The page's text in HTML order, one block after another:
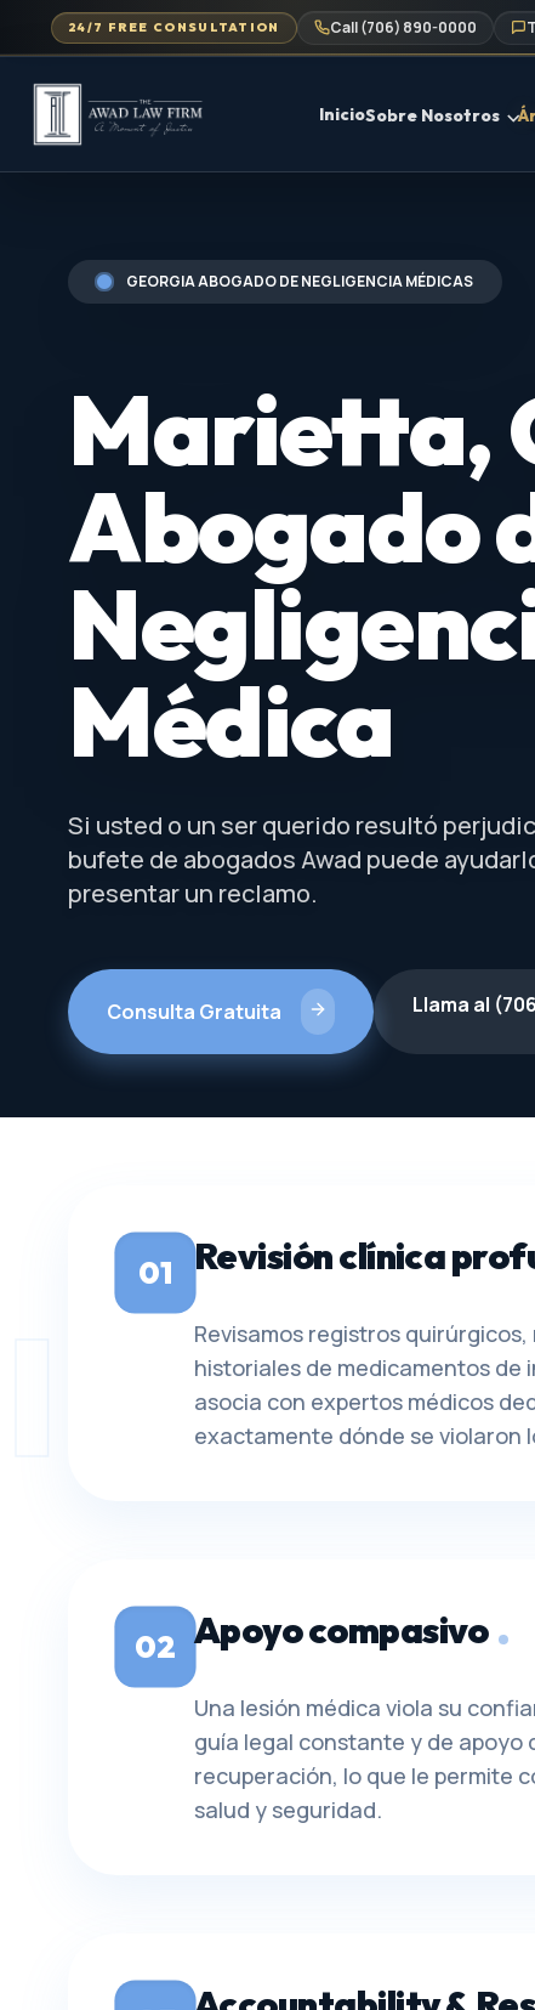
24/7 FREE CONSULTATION Call (706) 890-0000
InicioSobre Nosotros
GEORGIA ABOGADO DE NEGLIGENCIA MÉDICAS
Marietta,
Abogado
Médica
Si usted o un ser querido resultó
bufete de abogados Awad puede
presentar un reclamo.
Consulta Gratuita Llama al
01 Revisión clínica
Revisamos registros
historiales de medicamentos de
asocia con expertos médicos
exactamente dónde se violaron
02 Apoyo compasivo
Una lesión médica viola su
guía legal constante y de apoyo
recuperación, lo que le permite
salud y seguridad.